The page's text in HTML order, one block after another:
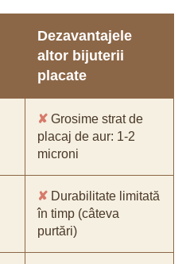
Dezavantajele
altor bijuterii
placate
✘ Grosime strat de
placaj de aur: 1-2
microni
✘ Durabilitate limitată
în timp (câteva
purtări)